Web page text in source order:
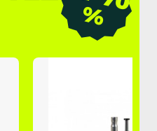
%